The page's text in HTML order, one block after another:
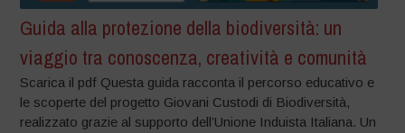
Guida alla protezione della biodiversità: un
viaggio tra conoscenza, creatività e comunità
Scarica il pdf Questa guida racconta il percorso educativo e
le scoperte del progetto Giovani Custodi di Biodiversità,
realizzato grazie al supporto dell’Unione Induista Italiana. Un